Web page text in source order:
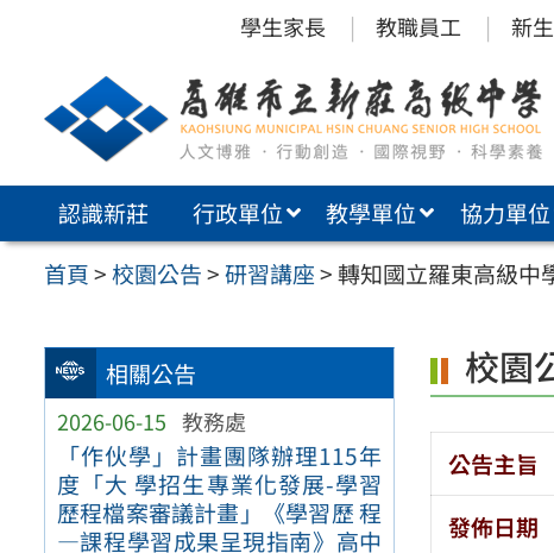
內
學生家長 教職員工 新
認識新莊 行政單位 教學單位 協力單位
首頁>校園公告>研習講座>轉知國立羅東高級中
相關公告
2026-06-15 教務處
「作伙學」計畫團隊辦理115年
度「大 學招生專業化發展-學習
歷程檔案審議計畫」《學習歷 程
—課程學習成果呈現指南》高中
校園
公告主旨
發佈日期